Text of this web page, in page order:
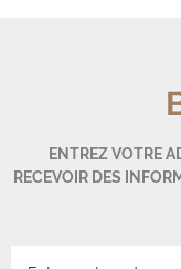
ENTREZ VOTRE
RECEVOIR DES